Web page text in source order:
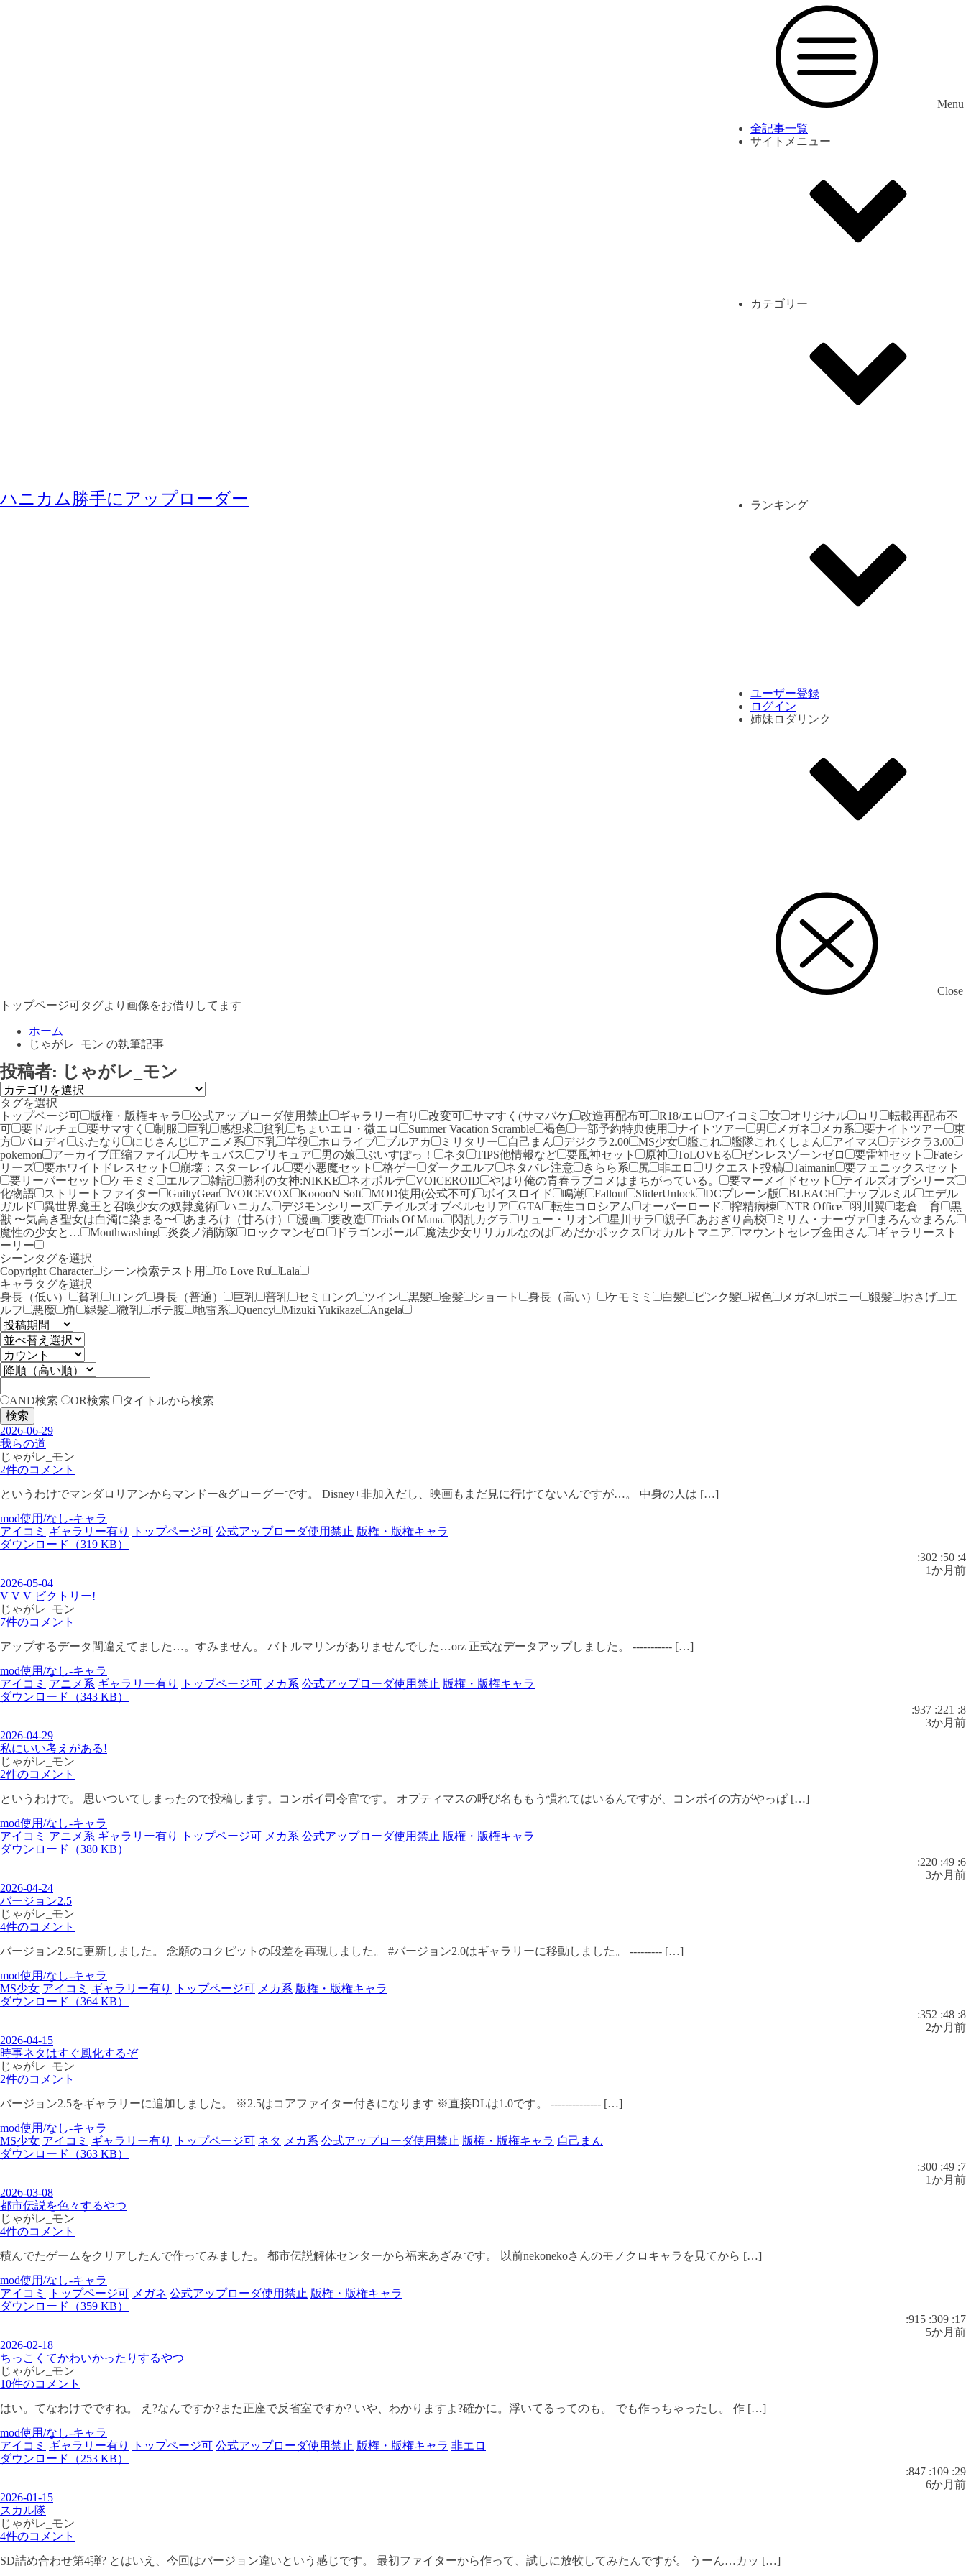
ハニカム勝手にアップローダー
Menu
全記事一覧
サイトメニュー
カテゴリー
ランキング
ユーザー登録
ログイン
姉妹ロダリンク
Close
トップページ可タグより画像をお借りしてます
ホーム
じゃがレ_モン の執筆記事
投稿者: じゃがレ_モン
タグを選択
トップページ可
版権・版権キャラ 公式アップローダ使用禁止 ギャラリー有り 改変可 サマすく(サマバケ) 改造再配布可 R18/エロ アイコミ 女 オリジナル ロリ
転載再配布不
可
要ドルチェ 要サマすく 制服 巨乳 感想求 貧乳 ちょいエロ・微エロ Summer Vacation Scramble 褐色 一部予約特典使用 ナイトツアー 男 メガネ メカ系 要ナイトツアー
東
方
パロディ ふたなり にじさんじ アニメ系 下乳 竿役 ホロライブ ブルアカ ミリタリー 自己まん デジクラ2.00 MS少女 艦これ 艦隊これくしょん アイマス
デジクラ3.00
pokemon
アーカイブ圧縮ファイル サキュバス プリキュア 男の娘 ぶいすぽっ！ ネタ TIPS他情報など 要風神セット 原神 ToLOVEる ゼンレスゾーンゼロ 要雷神セット
Fateシ
リーズ
要ホワイトドレスセット 崩壊：スターレイル 要小悪魔セット 格ゲー ダークエルフ ネタバレ注意 きらら系 尻 非エロ リクエスト投稿 Taimanin
要フェニックスセット
要リーパーセット
ケモミミ エルフ 雑記 勝利の女神:NIKKE ネオポルテ VOICEROID やはり俺の青春ラブコメはまちがっている。 要マーメイドセット
テイルズオブシリーズ
化物語
ストリートファイター GuiltyGear VOICEVOX KooooN Soft MOD使用(公式不可) ボイスロイド 鳴潮 Fallout SliderUnlock DCプレーン版 BLEACH ナップルミル
エデル
ガルド
異世界魔王と召喚少女の奴隷魔術 ハニカム デジモンシリーズ テイルズオブベルセリア GTA 転生コロシアム オーバーロード 搾精病棟 NTR Office 羽川翼 老倉 育
黒
獣 〜気高き聖女は白濁に染まる〜
あまろけ（甘ろけ） 漫画 要改造 Trials Of Mana 閃乱カグラ リュー・リオン 星川サラ 親子 あおぎり高校 ミリム・ナーヴァ
まろん☆まろん
魔性の少女と…
Mouthwashing 炎炎ノ消防隊 ロックマンゼロ ドラゴンボール 魔法少女リリカルなのは めだかボックス オカルトマニア マウントセレブ金田さん
ギャラリースト
ーリー
シーンタグを選択
Copyright Character
シーン検索テスト用 To Love Ru
Lala
キャラタグを選択
身長（低い）
貧乳 ロング 身長（普通） 巨乳 普乳 セミロング ツイン 黒髪 金髪 ショート 身長（高い） ケモミミ 白髪 ピンク髪 褐色 メガネ ポニー 銀髪 おさげ
エ
ルフ
悪魔 角 緑髪 微乳 ボテ腹 地雷系 Quency Mizuki Yukikaze Angela
AND検索 OR検索
タイトルから検索
検索
2026-06-29
我らの道
じゃがレ_モン
2件のコメント
というわけでマンダロリアンからマンドー&グローグーです。 Disney+非加入だし、映画もまだ見に行けてないんですが…。 中身の人は […]
mod使用/なし-キャラ
アイコミ ギャラリー有り トップページ可 公式アップローダ使用禁止 版権・版権キャラ
ダウンロード（319 KB）
:302 :50 :4
1か月前
2026-05-04
V V V ビクトリー!
じゃがレ_モン
7件のコメント
アップするデータ間違えてました…。すみません。 バトルマリンがありませんでした…orz 正式なデータアップしました。 ----------- […]
mod使用/なし-キャラ
アイコミ アニメ系 ギャラリー有り トップページ可 メカ系 公式アップローダ使用禁止 版権・版権キャラ
ダウンロード（343 KB）
:937 :221 :8
3か月前
2026-04-29
私にいい考えがある!
じゃがレ_モン
2件のコメント
というわけで。 思いついてしまったので投稿します。コンボイ司令官です。 オプティマスの呼び名ももう慣れてはいるんですが、コンボイの方がやっぱ […]
mod使用/なし-キャラ
アイコミ アニメ系 ギャラリー有り トップページ可 メカ系 公式アップローダ使用禁止 版権・版権キャラ
ダウンロード（380 KB）
:220 :49 :6
3か月前
2026-04-24
バージョン2.5
じゃがレ_モン
4件のコメント
バージョン2.5に更新しました。 念願のコクピットの段差を再現しました。 #バージョン2.0はギャラリーに移動しました。 --------- […]
mod使用/なし-キャラ
MS少女 アイコミ ギャラリー有り トップページ可 メカ系 版権・版権キャラ
ダウンロード（364 KB）
:352 :48 :8
2か月前
2026-04-15
時事ネタはすぐ風化するぞ
じゃがレ_モン
2件のコメント
バージョン2.5をギャラリーに追加しました。 ※2.5はコアファイター付きになります ※直接DLは1.0です。 -------------- […]
mod使用/なし-キャラ
MS少女 アイコミ ギャラリー有り トップページ可 ネタ メカ系 公式アップローダ使用禁止 版権・版権キャラ 自己まん
ダウンロード（363 KB）
:300 :49 :7
1か月前
2026-03-08
都市伝説を色々するやつ
じゃがレ_モン
4件のコメント
積んでたゲームをクリアしたんで作ってみました。 都市伝説解体センターから福来あざみです。 以前nekonekoさんのモノクロキャラを見てから […]
mod使用/なし-キャラ
アイコミ
トップページ可 メガネ 公式アップローダ使用禁止 版権・版権キャラ
ダウンロード（359 KB）
:915 :309 :17
5か月前
2026-02-18
ちっこくてかわいかったりするやつ
じゃがレ_モン
10件のコメント
はい。てなわけでですね。 え?なんですか?また正座で反省室ですか? いや、わかりますよ?確かに。浮いてるってのも。 でも作っちゃったし。 作 […]
mod使用/なし-キャラ
アイコミ ギャラリー有り トップページ可 公式アップローダ使用禁止 版権・版権キャラ 非エロ
ダウンロード（253 KB）
:847 :109 :29
6か月前
2026-01-15
スカル隊
じゃがレ_モン
4件のコメント
SD詰め合わせ第4弾? とはいえ、今回はバージョン違いという感じです。 最初ファイターから作って、試しに放牧してみたんですが。 うーん…カッ […]